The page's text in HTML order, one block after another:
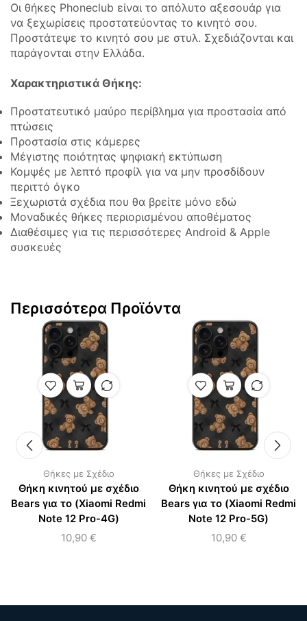
Οι θήκες Phoneclub είναι το απόλυτο αξεσουάρ για
να ξεχωρίσεις προστατεύοντας το κινητό σου.
Προστάτεψε το κινητό σου με στυλ. Σχεδιάζονται και
παράγονται στην Ελλάδα.
Χαρακτηριστικά Θήκης:
Προστατευτικό μαύρο περίβλημα για προστασία από
πτώσεις
Προστασία στις κάμερες
Μέγιστης ποιότητας ψηφιακή εκτύπωση
Κομψές με λεπτό προφίλ για να μην προσδίδουν
περιττό όγκο
Ξεχωριστά σχέδια που θα βρείτε μόνο εδώ
Μοναδικές θήκες περιορισμένου αποθέματος
Διαθέσιμες για τις περισσότερες Android & Apple
συσκευές
Περισσότερα Προϊόντα
Θήκες με Σχέδιο
Θήκη κινητού με σχέδιο
Bears για το (Xiaomi Redmi
Note 12 Pro-4G)
10,90 €
Θήκες με Σχέδιο
Θήκη κινητού με σχέδιο
Bears για το (Xiaomi Redmi
Note 12 Pro-5G)
10,90 €